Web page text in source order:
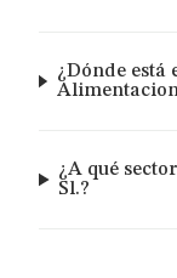
¿Dónde
¿A qué
Sl.?